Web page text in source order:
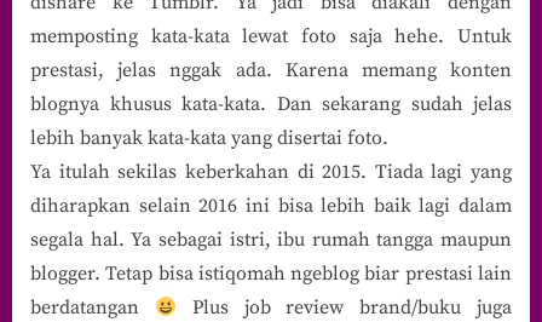
memposting kata-kata lewat foto saja hehe. Untuk
prestasi, jelas nggak ada. Karena memang konten
blognya khusus kata-kata. Dan sekarang sudah jelas
lebih banyak kata-kata yang disertai foto.
Ya itulah sekilas keberkahan di 2015. Tiada lagi yang
diharapkan selain 2016 ini bisa lebih baik lagi dalam
segala hal. Ya sebagai istri, ibu rumah tangga maupun
blogger. Tetap bisa istiqomah ngeblog biar prestasi lain
berdatangan
Plus job review brand/buku juga